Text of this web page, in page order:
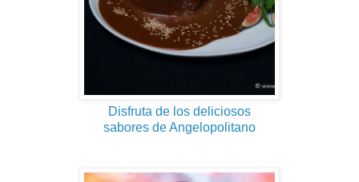
Disfruta de los deliciosos
sabores de Angelopolitano